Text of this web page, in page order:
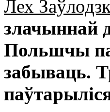
Лех
злачыннай
Польшчы
забываць.